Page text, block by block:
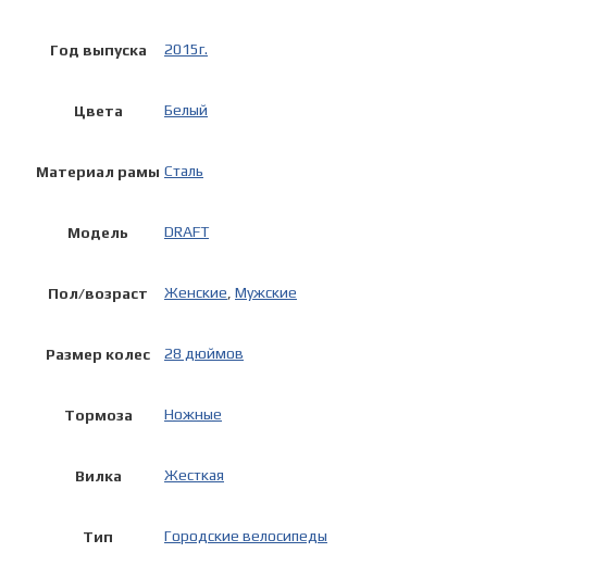
Год выпуска 2015г.
Цвета Белый
Материал рамы Сталь
Модель DRAFT
Пол/возраст Женские Мужские
Размер колес 28 дюймов
Тормоза Ножные
Вилка Жесткая
Тип Городские велосипеды